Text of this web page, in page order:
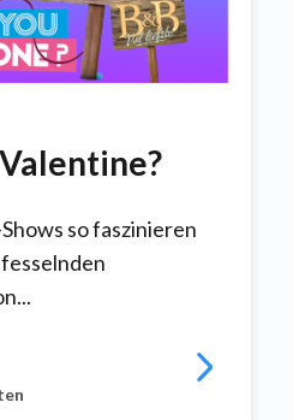
so faszinieren